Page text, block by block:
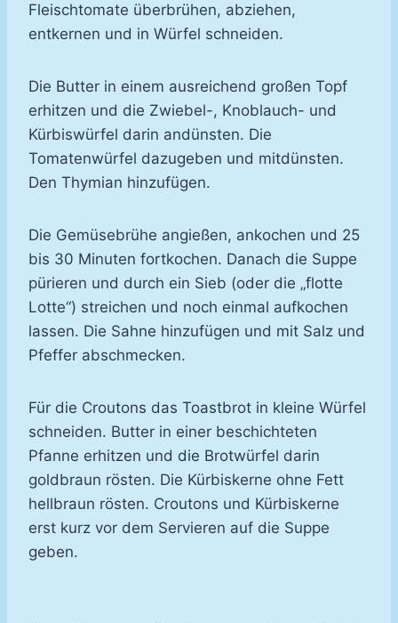
Fleischtomate überbrühen, abziehen,
entkernen und in Würfel schneiden.
Die Butter in einem ausreichend großen Topf
erhitzen und die Zwiebel-, Knoblauch- und
Kürbiswürfel darin andünsten. Die
Tomatenwürfel dazugeben und mitdünsten.
Den Thymian hinzufügen.
Die Gemüsebrühe angießen, ankochen und 25
bis 30 Minuten fortkochen. Danach die Suppe
pürieren und durch ein Sieb (oder die „flotte
Lotte“) streichen und noch einmal aufkochen
lassen. Die Sahne hinzufügen und mit Salz und
Pfeffer abschmecken.
Für die Croutons das Toastbrot in kleine Würfel
schneiden. Butter in einer beschichteten
Pfanne erhitzen und die Brotwürfel darin
goldbraun rösten. Die Kürbiskerne ohne Fett
hellbraun rösten. Croutons und Kürbiskerne
erst kurz vor dem Servieren auf die Suppe
geben.